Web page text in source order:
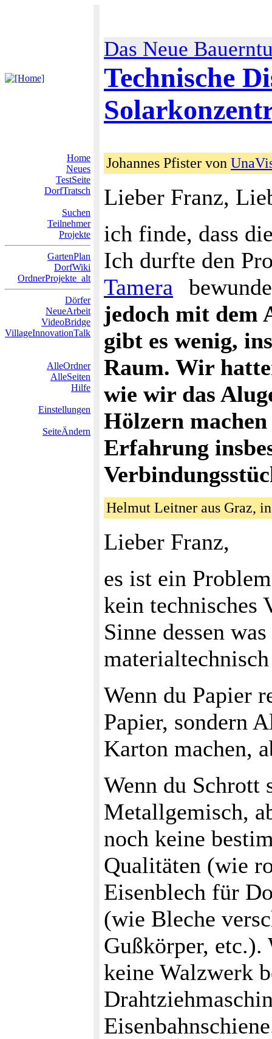
Das Neue
Technische
Home
Neues
TestSeite
DorfTratsch
Suchen
Teilnehmer
Projekte
GartenPlan
DorfWiki
OrdnerProjekte_alt
Dörfer
NeueArbeit
VideoBridge
VillageInnovationTalk
AlleOrdner
AlleSeiten
Hilfe
Einstellungen
SeiteÄndern
Johannes Pfister von
Lieber Franz,
ich finde, dass
Ich durfte den
Tamera
jedoch mit dem
gibt es wenig,
Raum. Wir
wie wir das
Hölzern
Erfahrung
Helmut Leitner aus Graz,
Lieber Franz,
es ist ein
kein technisches
Sinne dessen
Wenn du Papier
Papier, sondern
Karton machen,
Wenn du Schrott
Metallgemisch,
noch keine
Qualitäten (wie
Eisenblech für
(wie Bleche
Gußkörper,
keine Walzwerk